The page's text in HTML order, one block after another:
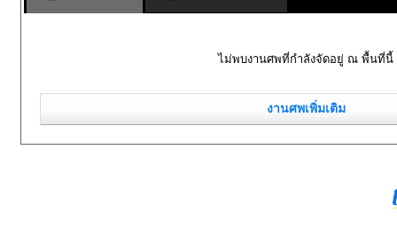
ไม่พบงานศพที่กำลังจัดอยู่ ณ พื้นที่นี้
งานศพเพิ่มเติม